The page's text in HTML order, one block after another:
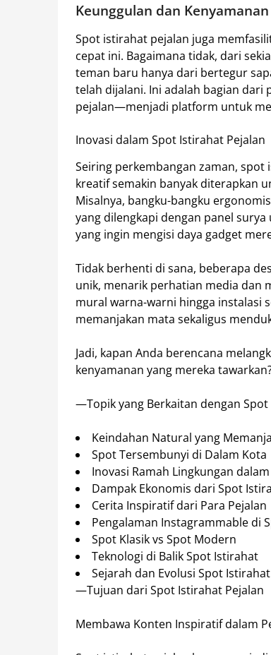
Keunggulan dan
Spot istirahat pejalan juga
cepat ini. Bagaimana tidak, dari
teman baru hanya dari bertegur
telah dijalani. Ini adalah bagian
pejalan—menjadi platform untuk
Inovasi dalam Spot Istirahat Pejalan
Seiring perkembangan zaman,
kreatif semakin banyak diterapkan
Misalnya, bangku-bangku
yang dilengkapi dengan panel
yang ingin mengisi daya gadget
Tidak berhenti di sana, beberapa
unik, menarik perhatian media dan
mural warna-warni hingga instalasi
memanjakan mata sekaligus
Jadi, kapan Anda berencana
kenyamanan yang mereka
—Topik yang Berkaitan dengan
Keindahan Natural yang
Spot Tersembunyi di Dalam Kota
Inovasi Ramah Lingkungan
Dampak Ekonomis dari Spot
Cerita Inspiratif dari Para Pejalan
Pengalaman Instagrammable di
Spot Klasik vs Spot Modern
Teknologi di Balik Spot Istirahat
Sejarah dan Evolusi Spot Istirahat
—Tujuan dari Spot Istirahat Pejalan
Membawa Konten Inspiratif dalam